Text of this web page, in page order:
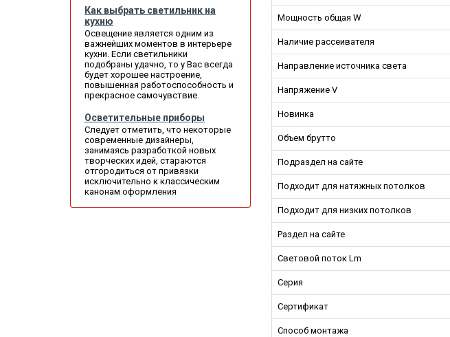
Как выбрать светильник на
кухню
Освещение является одним из
важнейших моментов в интерьере
кухни. Если светильники
подобраны удачно, то у Вас всегда
будет хорошее настроение,
повышенная работоспособность и
прекрасное самочувствие.
Осветительные приборы
Следует отметить, что некоторые
современные дизайнеры,
занимаясь разработкой новых
творческих идей, стараются
отгородиться от привязки
исключительно к классическим
канонам оформления
Мощность общая W
Наличие рассеивателя
Направление источника света
Напряжение V
Новинка
Объем брутто
Подраздел на сайте
Подходит для натяжных потолков
Подходит для низких потолков
Раздел на сайте
Световой поток Lm
Серия
Сертификат
Способ монтажа